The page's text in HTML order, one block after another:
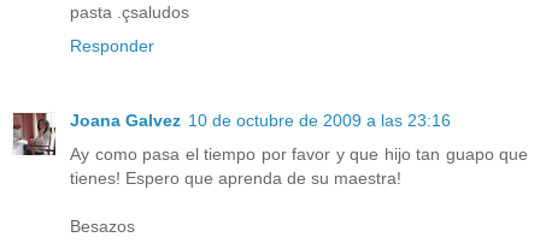
pasta .çsaludos
Responder
Joana Galvez 10 de octubre de 2009 a las 23:16
Ay como pasa el tiempo por favor y que hijo tan guapo que
tienes! Espero que aprenda de su maestra!
Besazos